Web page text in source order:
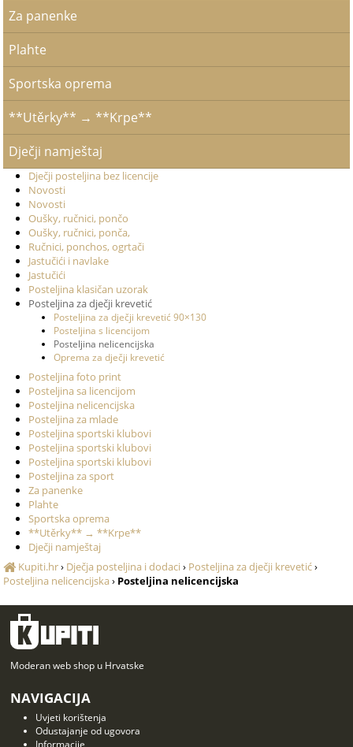
Za panenke
Plahte
Sportska oprema
**Utěrky** → **Krpe**
Dječji namještaj
Dječji posteljina bez licencije
Novosti
Novosti
Oušky, ručnici, pončo
Oušky, ručnici, ponča,
Ručnici, ponchos, ogrtači
Jastučići i navlake
Jastučići
Posteljina klasičan uzorak
Posteljina za dječji krevetić
Posteljina za dječji krevetić 90×130
Posteljina s licencijom
Posteljina nelicencijska
Oprema za dječji krevetić
Posteljina foto print
Posteljina sa licencijom
Posteljina nelicencijska
Posteljina za mlade
Posteljina sportski klubovi
Posteljina sportski klubovi
Posteljina sportski klubovi
Posteljina za sport
Za panenke
Plahte
Sportska oprema
**Utěrky** → **Krpe**
Dječji namještaj
Kupiti.hr› Dječja posteljina i dodaci› Posteljina za dječji krevetić›
Posteljina nelicencijska› Posteljina nelicencijska
Moderan web shop u Hrvatske
NAVIGACIJA
Uvjeti korištenja
Odustajanje od ugovora